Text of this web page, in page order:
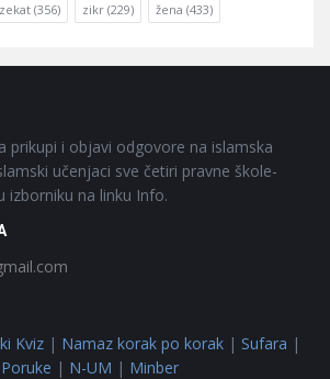
zekat (356) zikr (229) žena (433)
prikupi i objavi odgovore na islamska
učenjaci sve četiri pravne škole-
izborniku na linku Info.
Kviz | Namaz korak po korak | Sufara |
| N-UM | Minber